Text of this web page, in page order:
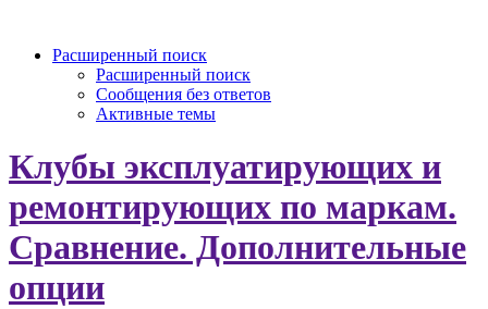
Расширенный поиск
Расширенный поиск
Сообщения без ответов
Активные темы
Клубы эксплуатирующих и
ремонтирующих по маркам.
Сравнение. Дополнительные
опции